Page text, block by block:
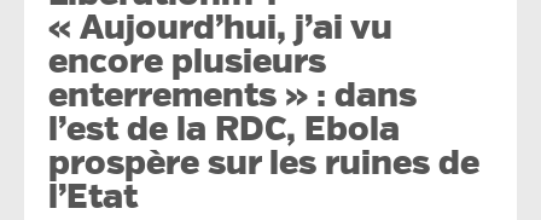
« Aujourd’hui, j’ai vu
encore plusieurs
enterrements » : dans
l’est de la RDC, Ebola
prospère sur les ruines de
l’Etat